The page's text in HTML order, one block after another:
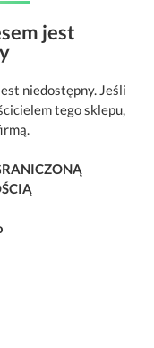
jest
niedostępny. Jeśli
tego sklepu,